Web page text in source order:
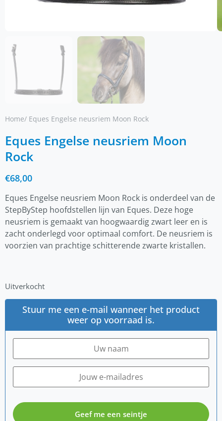
Home/ Eques Engelse neusriem Moon Rock
Eques Engelse neusriem Moon
Rock
€68,00
Eques Engelse neusriem Moon Rock is onderdeel van de
StepByStep hoofdstellen lijn van Eques. Deze hoge
neusriem is gemaakt van hoogwaardig zwart leer en is
zacht onderlegd voor optimaal comfort. De neusriem is
voorzien van prachtige schitterende zwarte kristallen.
Uitverkocht
Stuur me een e-mail wanneer het product
weer op voorraad is.
Geef me een seintje